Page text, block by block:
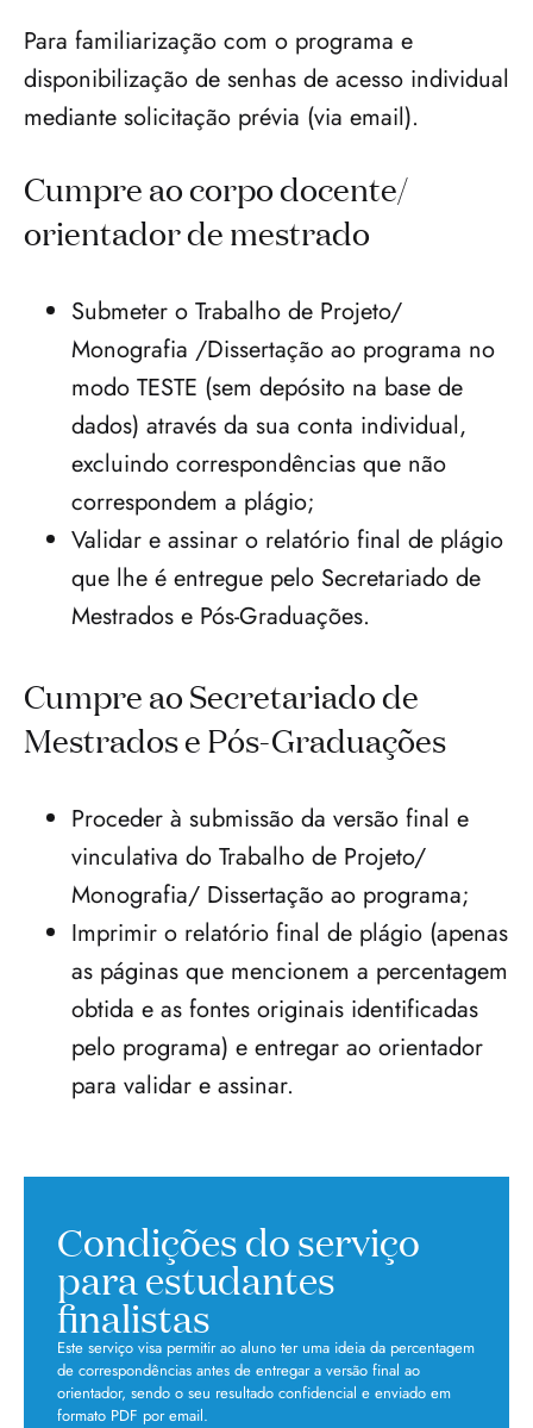
Para familiarização com o programa e
disponibilização de senhas de acesso individual
mediante solicitação prévia (via email).
Cumpre ao corpo docente/
orientador de mestrado
Submeter o Trabalho de Projeto/
Monografia /Dissertação ao programa no
modo TESTE (sem depósito na base de
dados) através da sua conta individual,
excluindo correspondências que não
correspondem a plágio;
Validar e assinar o relatório final de plágio
que lhe é entregue pelo Secretariado de
Mestrados e Pós-Graduações.
Cumpre ao Secretariado de
Mestrados e Pós-Graduações
Proceder à submissão da versão final e
vinculativa do Trabalho de Projeto/
Monografia/ Dissertação ao programa;
Imprimir o relatório final de plágio (apenas
as páginas que mencionem a percentagem
obtida e as fontes originais identificadas
pelo programa) e entregar ao orientador
para validar e assinar.
Condições do serviço
para estudantes
finalistas
Este serviço visa permitir ao aluno ter uma ideia da percentagem
de correspondências antes de entregar a versão final ao
orientador, sendo o seu resultado confidencial e enviado em
formato PDF por email.